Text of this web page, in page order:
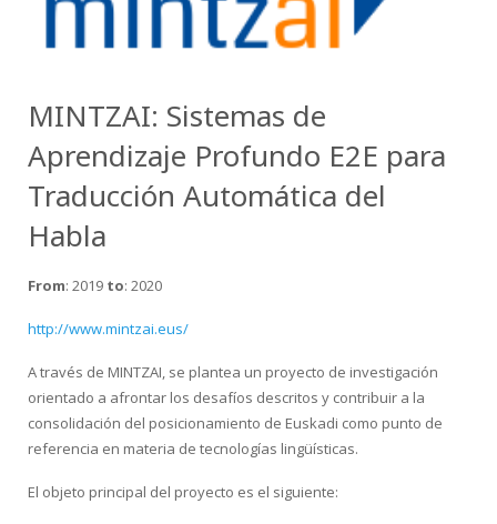
MINTZAI: Sistemas de
Aprendizaje Profundo E2E para
Traducción Automática del
Habla
From: 2019 to: 2020
http://www.mintzai.eus/
A través de MINTZAI, se plantea un proyecto de investigación
orientado a afrontar los desafíos descritos y contribuir a la
consolidación del posicionamiento de Euskadi como punto de
referencia en materia de tecnologías lingüísticas.
El objeto principal del proyecto es el siguiente: